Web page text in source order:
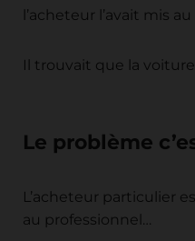
l’acheteur l’avait mis
Il trouvait que la
Le problème
L’acheteur particulier
au professionnel…